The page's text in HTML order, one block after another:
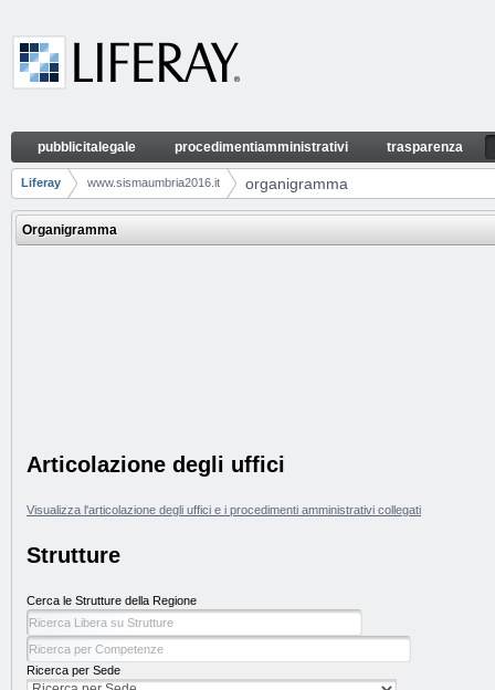
organigramma
Навигация
pubblicitalegale procedimentiamministrativi trasparenza
Навигационные полоски
Liferay www.sismaumbria2016.it organigramma
Organigramma
Articolazione degli uffici
Visualizza l'articolazione degli uffici e i procedimenti amministrativi collegati
Strutture
Cerca le Strutture della Regione
Ricerca per Sede